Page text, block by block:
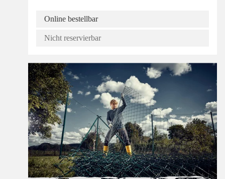
Online bestellbar
Nicht reservierbar
Ratgeber